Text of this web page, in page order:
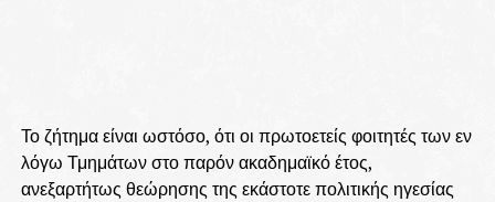
Το ζήτημα είναι ωστόσο, ότι οι πρωτοετείς φοιτητές των εν
λόγω Τμημάτων στο παρόν ακαδημαϊκό έτος,
ανεξαρτήτως θεώρησης της εκάστοτε πολιτικής ηγεσίας